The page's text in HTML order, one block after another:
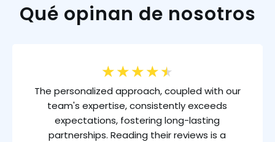
Qué opinan de nosotros
★ ★ ★ ★ ★
The personalized approach, coupled with our
team's expertise, consistently exceeds
expectations, fostering long-lasting
partnerships. Reading their reviews is a